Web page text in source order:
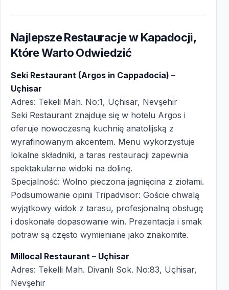
Najlepsze Restauracje w Kapadocji,
Które Warto Odwiedzić
Seki Restaurant (Argos in Cappadocia) –
Uçhisar
Adres: Tekeli Mah. No:1, Uçhisar, Nevşehir
Seki Restaurant znajduje się w hotelu Argos i
oferuje nowoczesną kuchnię anatolijską z
wyrafinowanym akcentem. Menu wykorzystuje
lokalne składniki, a taras restauracji zapewnia
spektakularne widoki na dolinę.
Specjalność: Wolno pieczona jagnięcina z ziołami.
Podsumowanie opinii Tripadvisor: Goście chwalą
wyjątkowy widok z tarasu, profesjonalną obsługę
i doskonałe dopasowanie win. Prezentacja i smak
potraw są często wymieniane jako znakomite.
Millocal Restaurant – Uçhisar
Adres: Tekelli Mah. Divanlı Sok. No:83, Uçhisar,
Nevşehir